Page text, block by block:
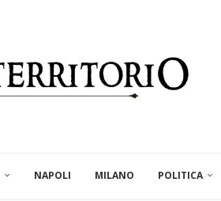
NAPOLI MILANO POLITICA